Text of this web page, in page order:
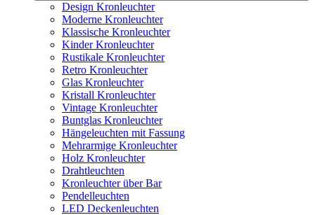
Design Kronleuchter
Moderne Kronleuchter
Klassische Kronleuchter
Kinder Kronleuchter
Rustikale Kronleuchter
Retro Kronleuchter
Glas Kronleuchter
Kristall Kronleuchter
Vintage Kronleuchter
Buntglas Kronleuchter
Hängeleuchten mit Fassung
Mehrarmige Kronleuchter
Holz Kronleuchter
Drahtleuchten
Kronleuchter über Bar
Pendelleuchten
LED Deckenleuchten